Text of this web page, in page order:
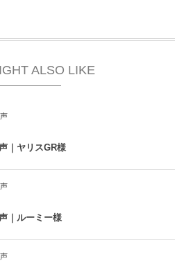
ALSO LIKE
｜ヤリスGR様
｜ルーミー様